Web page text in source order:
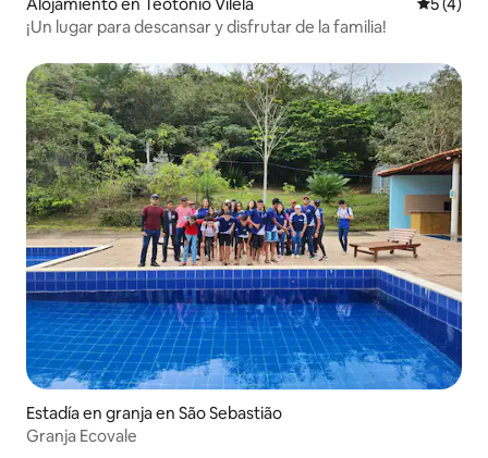
¡Un lugar para descansar y disfrutar de la familia!
Estadía en granja en São Sebastião
Granja Ecovale